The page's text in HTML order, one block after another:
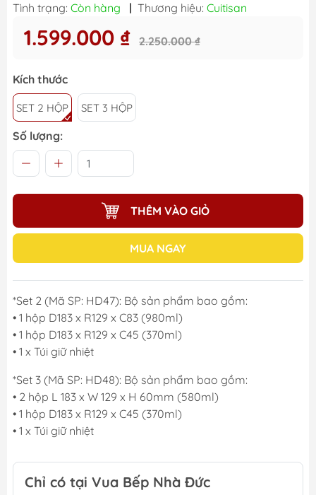
Tình trạng: Còn hàng | Thương hiệu: Cuitisan
1.599.000 ₫ 2.250.000 ₫
Kích thước
SET 2 HỘP SET 3 HỘP
Số lượng:
THÊM VÀO GIỎ
MUA NGAY
*Set 2 (Mã SP: HD47): Bộ sản phẩm bao gồm:
• 1 hộp D183 x R129 x C83 (980ml)
• 1 hộp D183 x R129 x C45 (370ml)
• 1 x Túi giữ nhiệt
*Set 3 (Mã SP: HD48): Bộ sản phẩm bao gồm:
• 2 hộp L 183 x W 129 x H 60mm (580ml)
• 1 hộp D183 x R129 x C45 (370ml)
• 1 x Túi giữ nhiệt
Chỉ có tại Vua Bếp Nhà Đức